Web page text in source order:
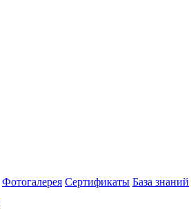
Фотогалерея Сертификаты База знаний